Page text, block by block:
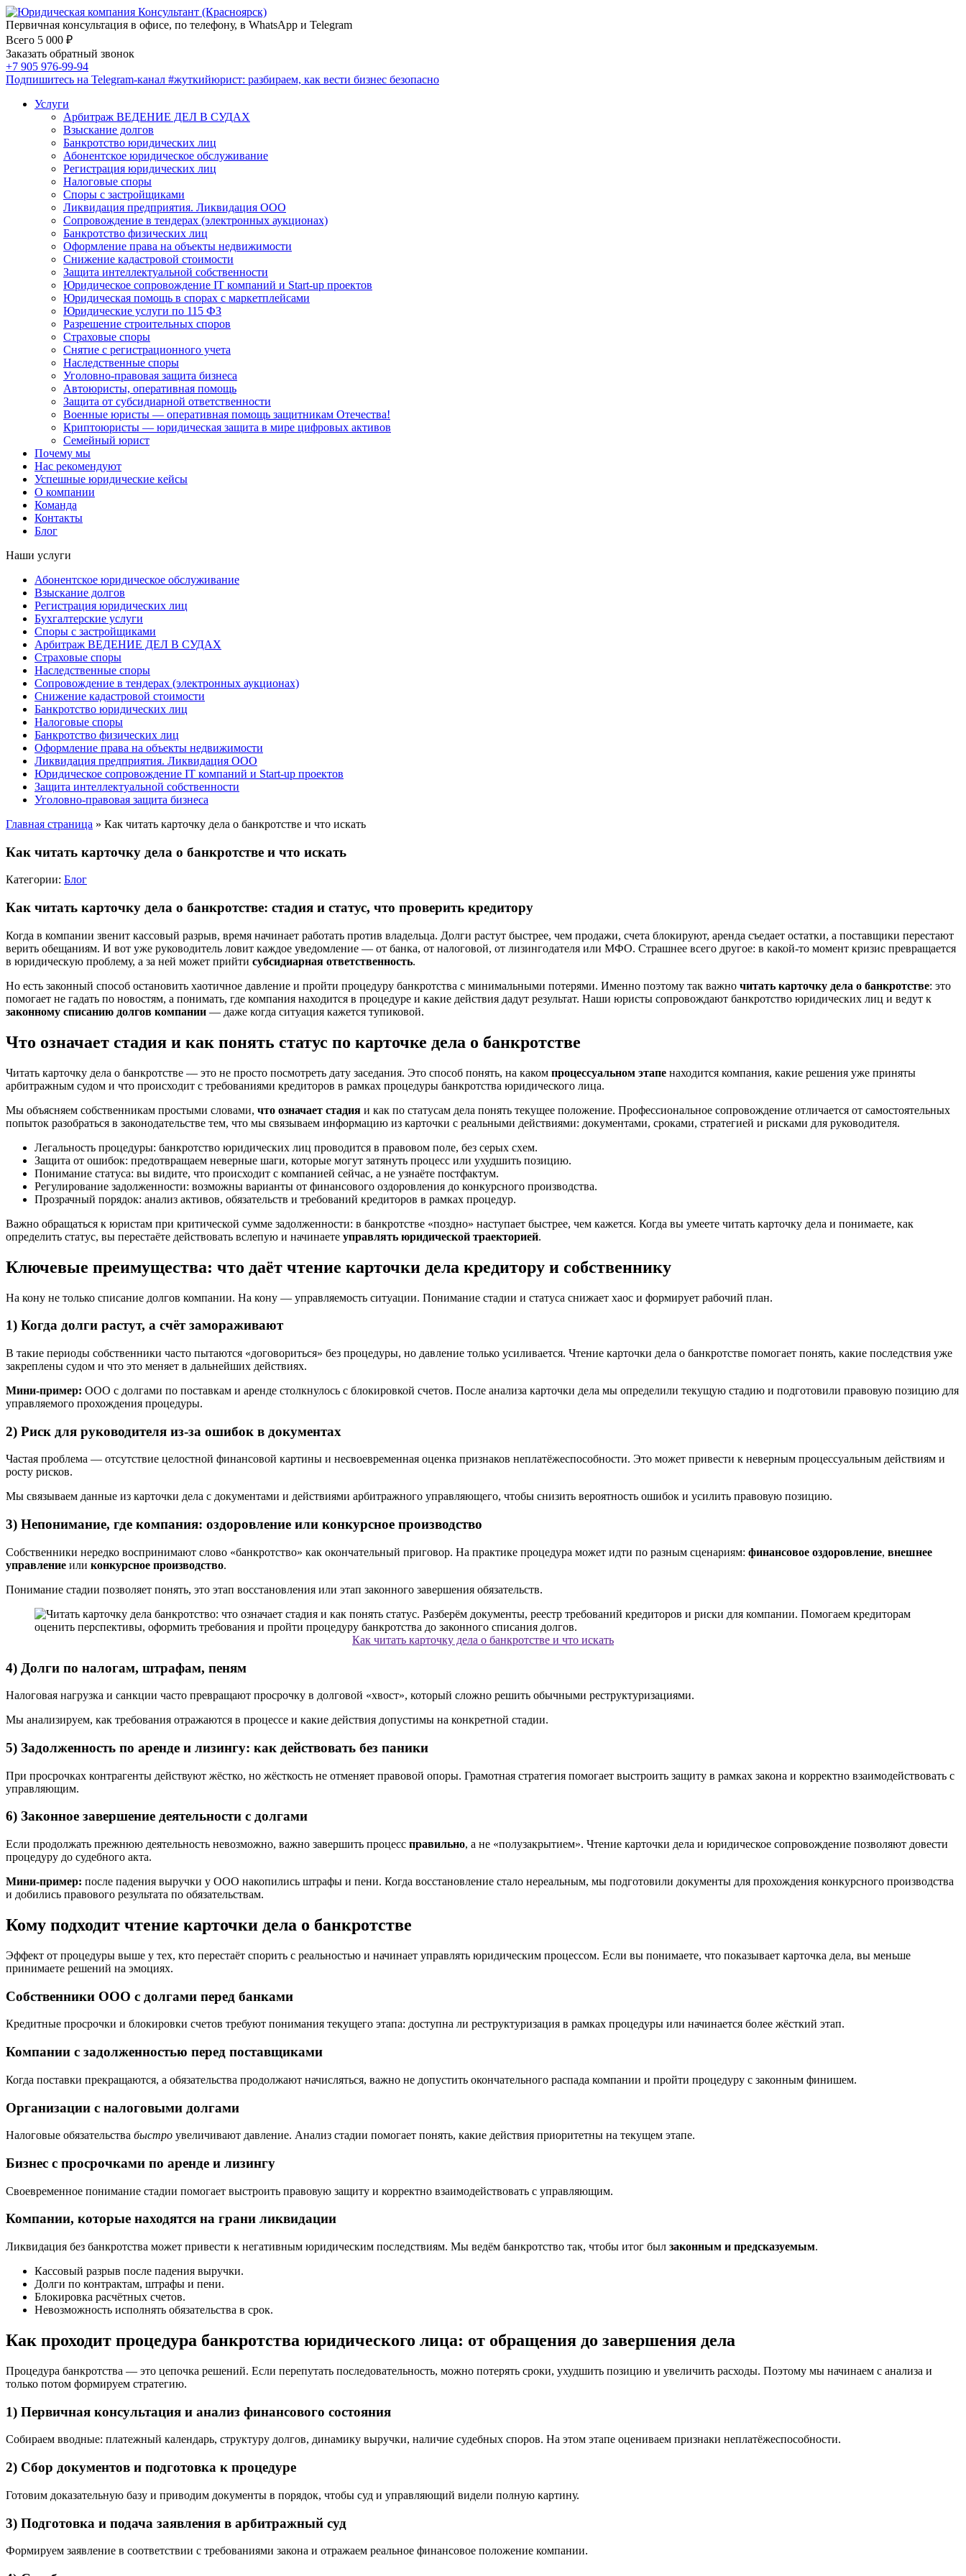
Первичная консультация в офисе, по телефону, в WhatsApp и Telegram
Всего 5 000 ₽
Заказать обратный звонок
+7 905 976-99-94
Подпишитесь на Telegram-канал #жуткийюрист: разбираем, как вести бизнес безопасно
Услуги
Арбитраж ВЕДЕНИЕ ДЕЛ В СУДАХ
Взыскание долгов
Банкротство юридических лиц
Абонентское юридическое обслуживание
Регистрация юридических лиц
Налоговые споры
Споры с застройщиками
Ликвидация предприятия. Ликвидация ООО
Сопровождение в тендерах (электронных аукционах)
Банкротство физических лиц
Оформление права на объекты недвижимости
Снижение кадастровой стоимости
Защита интеллектуальной собственности
Юридическое сопровождение IT компаний и Start-up проектов
Юридическая помощь в спорах с маркетплейсами
Юридические услуги по 115 ФЗ
Разрешение строительных споров
Страховые споры
Снятие с регистрационного учета
Наследственные споры
Уголовно-правовая защита бизнеса
Автоюристы, оперативная помощь
Защита от субсидиарной ответственности
Военные юристы — оперативная помощь защитникам Отечества!
Криптоюристы — юридическая защита в мире цифровых активов
Семейный юрист
Почему мы
Нас рекомендуют
Успешные юридические кейсы
О компании
Команда
Контакты
Блог
Наши услуги
Абонентское юридическое обслуживание
Взыскание долгов
Регистрация юридических лиц
Бухгалтерские услуги
Споры с застройщиками
Арбитраж ВЕДЕНИЕ ДЕЛ В СУДАХ
Страховые споры
Наследственные споры
Сопровождение в тендерах (электронных аукционах)
Снижение кадастровой стоимости
Банкротство юридических лиц
Налоговые споры
Банкротство физических лиц
Оформление права на объекты недвижимости
Ликвидация предприятия. Ликвидация ООО
Юридическое сопровождение IT компаний и Start-up проектов
Защита интеллектуальной собственности
Уголовно-правовая защита бизнеса
Главная страница » Как читать карточку дела о банкротстве и что искать
Как читать карточку дела о банкротстве и что искать
Категории: Блог
Как читать карточку дела о банкротстве: стадия и статус, что проверить кредитору
Когда в компании звенит кассовый разрыв, время начинает работать против владельца. Долги растут быстрее, чем продажи, счета блокируют, аренда съедает остатки, а поставщики перестают
верить обещаниям. И вот уже руководитель ловит каждое уведомление — от банка, от налоговой, от лизингодателя или МФО. Страшнее всего другое: в какой-то момент кризис превращается
в юридическую проблему, а за ней может прийти субсидиарная ответственность.
Но есть законный способ остановить хаотичное давление и пройти процедуру банкротства с минимальными потерями. Именно поэтому так важно читать карточку дела о банкротстве: это
помогает не гадать по новостям, а понимать, где компания находится в процедуре и какие действия дадут результат. Наши юристы сопровождают банкротство юридических лиц и ведут к
законному списанию долгов компании — даже когда ситуация кажется тупиковой.
Что означает стадия и как понять статус по карточке дела о банкротстве
Читать карточку дела о банкротстве — это не просто посмотреть дату заседания. Это способ понять, на каком процессуальном этапе находится компания, какие решения уже приняты
арбитражным судом и что происходит с требованиями кредиторов в рамках процедуры банкротства юридического лица.
Мы объясняем собственникам простыми словами, что означает стадия и как по статусам дела понять текущее положение. Профессиональное сопровождение отличается от самостоятельных
попыток разобраться в законодательстве тем, что мы связываем информацию из карточки с реальными действиями: документами, сроками, стратегией и рисками для руководителя.
Легальность процедуры: банкротство юридических лиц проводится в правовом поле, без серых схем.
Защита от ошибок: предотвращаем неверные шаги, которые могут затянуть процесс или ухудшить позицию.
Понимание статуса: вы видите, что происходит с компанией сейчас, а не узнаёте постфактум.
Регулирование задолженности: возможны варианты от финансового оздоровления до конкурсного производства.
Прозрачный порядок: анализ активов, обязательств и требований кредиторов в рамках процедур.
Важно обращаться к юристам при критической сумме задолженности: в банкротстве «поздно» наступает быстрее, чем кажется. Когда вы умеете читать карточку дела и понимаете, как
определить статус, вы перестаёте действовать вслепую и начинаете управлять юридической траекторией.
Ключевые преимущества: что даёт чтение карточки дела кредитору и собственнику
На кону не только списание долгов компании. На кону — управляемость ситуации. Понимание стадии и статуса снижает хаос и формирует рабочий план.
1) Когда долги растут, а счёт замораживают
В такие периоды собственники часто пытаются «договориться» без процедуры, но давление только усиливается. Чтение карточки дела о банкротстве помогает понять, какие последствия уже
закреплены судом и что это меняет в дальнейших действиях.
Мини-пример: ООО с долгами по поставкам и аренде столкнулось с блокировкой счетов. После анализа карточки дела мы определили текущую стадию и подготовили правовую позицию для
управляемого прохождения процедуры.
2) Риск для руководителя из-за ошибок в документах
Частая проблема — отсутствие целостной финансовой картины и несвоевременная оценка признаков неплатёжеспособности. Это может привести к неверным процессуальным действиям и
росту рисков.
Мы связываем данные из карточки дела с документами и действиями арбитражного управляющего, чтобы снизить вероятность ошибок и усилить правовую позицию.
3) Непонимание, где компания: оздоровление или конкурсное производство
Собственники нередко воспринимают слово «банкротство» как окончательный приговор. На практике процедура может идти по разным сценариям: финансовое оздоровление, внешнее
управление или конкурсное производство.
Понимание стадии позволяет понять, это этап восстановления или этап законного завершения обязательств.
Как читать карточку дела о банкротстве и что искать
4) Долги по налогам, штрафам, пеням
Налоговая нагрузка и санкции часто превращают просрочку в долговой «хвост», который сложно решить обычными реструктуризациями.
Мы анализируем, как требования отражаются в процессе и какие действия допустимы на конкретной стадии.
5) Задолженность по аренде и лизингу: как действовать без паники
При просрочках контрагенты действуют жёстко, но жёсткость не отменяет правовой опоры. Грамотная стратегия помогает выстроить защиту в рамках закона и корректно взаимодействовать с
управляющим.
6) Законное завершение деятельности с долгами
Если продолжать прежнюю деятельность невозможно, важно завершить процесс правильно, а не «полузакрытием». Чтение карточки дела и юридическое сопровождение позволяют довести
процедуру до судебного акта.
Мини-пример: после падения выручки у ООО накопились штрафы и пени. Когда восстановление стало нереальным, мы подготовили документы для прохождения конкурсного производства
и добились правового результата по обязательствам.
Кому подходит чтение карточки дела о банкротстве
Эффект от процедуры выше у тех, кто перестаёт спорить с реальностью и начинает управлять юридическим процессом. Если вы понимаете, что показывает карточка дела, вы меньше
принимаете решений на эмоциях.
Собственники ООО с долгами перед банками
Кредитные просрочки и блокировки счетов требуют понимания текущего этапа: доступна ли реструктуризация в рамках процедуры или начинается более жёсткий этап.
Компании с задолженностью перед поставщиками
Когда поставки прекращаются, а обязательства продолжают начисляться, важно не допустить окончательного распада компании и пройти процедуру с законным финишем.
Организации с налоговыми долгами
Налоговые обязательства быстро увеличивают давление. Анализ стадии помогает понять, какие действия приоритетны на текущем этапе.
Бизнес с просрочками по аренде и лизингу
Своевременное понимание стадии помогает выстроить правовую защиту и корректно взаимодействовать с управляющим.
Компании, которые находятся на грани ликвидации
Ликвидация без банкротства может привести к негативным юридическим последствиям. Мы ведём банкротство так, чтобы итог был законным и предсказуемым.
Кассовый разрыв после падения выручки.
Долги по контрактам, штрафы и пени.
Блокировка расчётных счетов.
Невозможность исполнять обязательства в срок.
Как проходит процедура банкротства юридического лица: от обращения до завершения дела
Процедура банкротства — это цепочка решений. Если перепутать последовательность, можно потерять сроки, ухудшить позицию и увеличить расходы. Поэтому мы начинаем с анализа и
только потом формируем стратегию.
1) Первичная консультация и анализ финансового состояния
Собираем вводные: платежный календарь, структуру долгов, динамику выручки, наличие судебных споров. На этом этапе оцениваем признаки неплатёжеспособности.
2) Сбор документов и подготовка к процедуре
Готовим доказательную базу и приводим документы в порядок, чтобы суд и управляющий видели полную картину.
3) Подготовка и подача заявления в арбитражный суд
Формируем заявление в соответствии с требованиями закона и отражаем реальное финансовое положение компании.